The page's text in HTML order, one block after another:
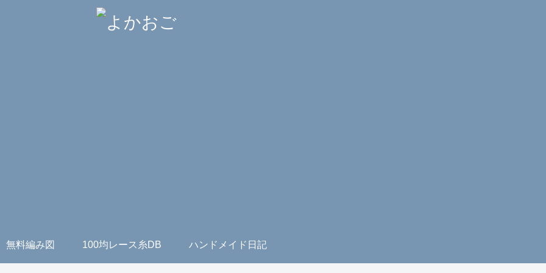
無料編み図 100均レース糸DB ハンドメイド日記